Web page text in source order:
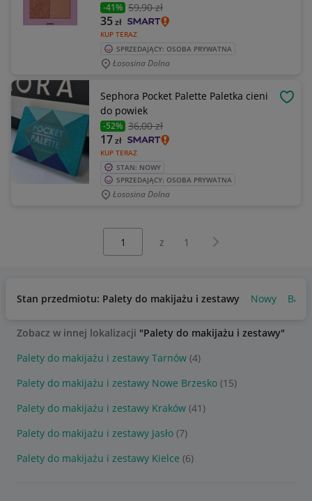
-41% 59,90 zł
KUP TERAZ
35zł
SPRZEDAJĄCY: OSOBA PRYWATNA
Łososina Dolna
Sephora Pocket Palette Paletka cieni
do powiek
-52% 36,00 zł
KUP TERAZ
17zł
STAN: NOWY
SPRZEDAJĄCY: OSOBA PRYWATNA
Łososina Dolna
z 1 Następna strona
Stan przedmiotu: Palety do makijażu i zestawy Nowy
Zobacz w innej lokalizacji "Palety do makijażu i zestawy"
Palety do makijażu i zestawy Tarnów (4)
Palety do makijażu i zestawy Nowe Brzesko (15)
Palety do makijażu i zestawy Kraków (41)
Palety do makijażu i zestawy Jasło (7)
Palety do makijażu i zestawy Kielce (6)